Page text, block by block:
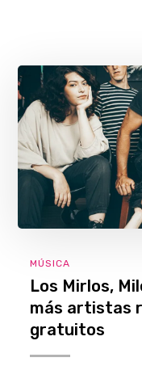
MÚSICA
Los Mirlos,
más artistas
gratuitos